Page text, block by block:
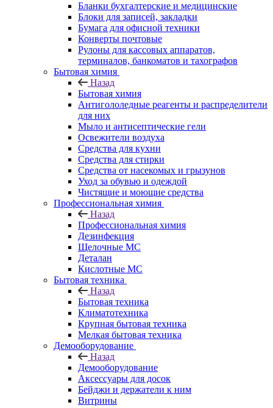
Бланки бухгалтерские и медицинские
Блоки для записей, закладки
Бумага для офисной техники
Конверты почтовые
Рулоны для кассовых аппаратов,
терминалов, банкоматов и тахографов
Бытовая химия
Назад
Бытовая химия
Антигололедные реагенты и распределители
для них
Мыло и антисептические гели
Освежители воздуха
Средства для кухни
Средства для стирки
Средства от насекомых и грызунов
Уход за обувью и одеждой
Чистящие и моющие средства
Профессиональная химия
Назад
Профессиональная химия
Дезинфекция
Щелочные МС
Деталан
Кислотные МС
Бытовая техника
Назад
Бытовая техника
Климатотехника
Крупная бытовая техника
Мелкая бытовая техника
Демооборудование
Назад
Демооборудование
Аксессуары для досок
Бейджи и держатели к ним
Витрины